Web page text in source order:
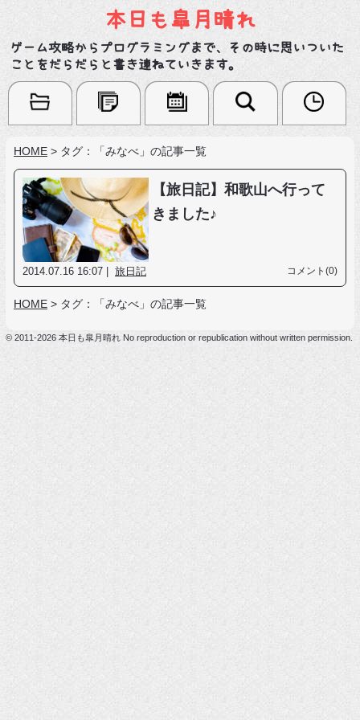
本日も皐月晴れ
ゲーム攻略からプログラミングまで、その時に思いついた
ことをだらだらと書き連ねていきます。
HOME > タグ：「みなべ」の記事一覧
【旅日記】和歌山へ行って
きました♪
2014.07.16 16:07 | 旅日記 コメント(0)
HOME > タグ：「みなべ」の記事一覧
© 2011-2026 本日も皐月晴れ No reproduction or republication without written permission.